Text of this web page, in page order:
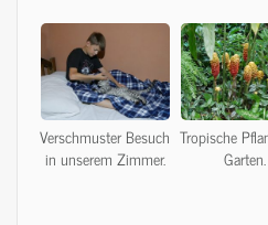
Verschmuster Besuch
in unserem Zimmer.
Tropische
Garten.